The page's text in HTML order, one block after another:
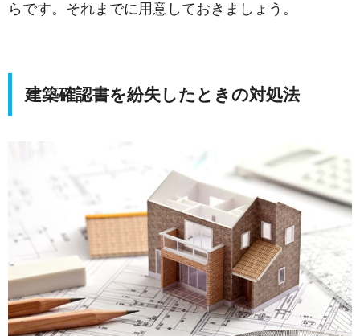
らです。それまでに用意しておきましょう。
建築確認書を紛失したときの対処法